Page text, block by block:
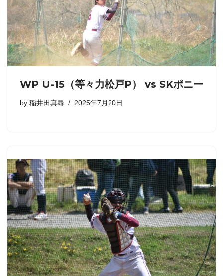
WP U-15（等々力松戸P） vs SKポニー
by 稲井田真尋 2025年7月20日